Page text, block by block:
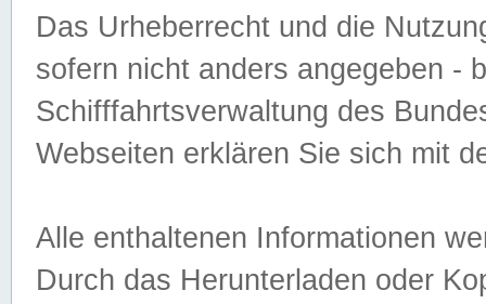
Das Urheberrecht und die
sofern nicht anders angegeben -
Schifffahrtsverwaltung des
Webseiten erklären Sie sich mit
Alle enthaltenen Informationen
Durch das Herunterladen oder